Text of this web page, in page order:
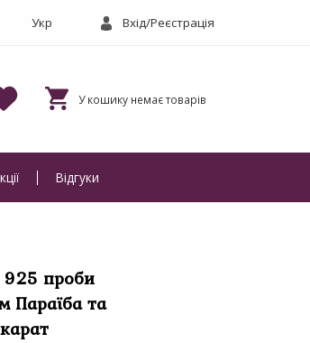
Вхід/Реєстрація
Відгуки
925 проби
Параїба та